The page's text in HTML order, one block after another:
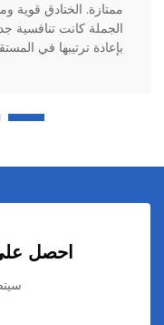
ممتازة. الخنادق قوية
الجملة كانت تنافسية
بإعادة ترتيبها في
احصل